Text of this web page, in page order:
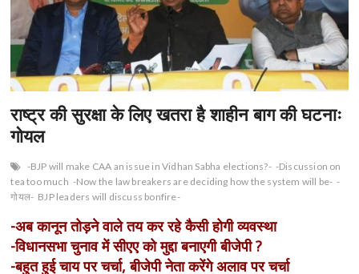
राष्ट्र की सुरक्षा के लिए खतरा है शाहीन बाग की घटनाः
गोयल
-BJP will make CAA an issue in Vidhan Sabha elections?- -Discussion on
tea too much -Now the law breakers are deciding how the system will be- -
गोयल- BJP leaders will discuss bonfire-
-अब कानून तोड़ने वाले तय कर रहे कैसी होगी व्यवस्था
-विधानसभा चुनाव में सीएए को मुद्दा बनाएगी बीजेपी ?
-बहुत हुई चाय पर चर्चा, बीजेपी नेता करेंगे अलाव पर चर्चा